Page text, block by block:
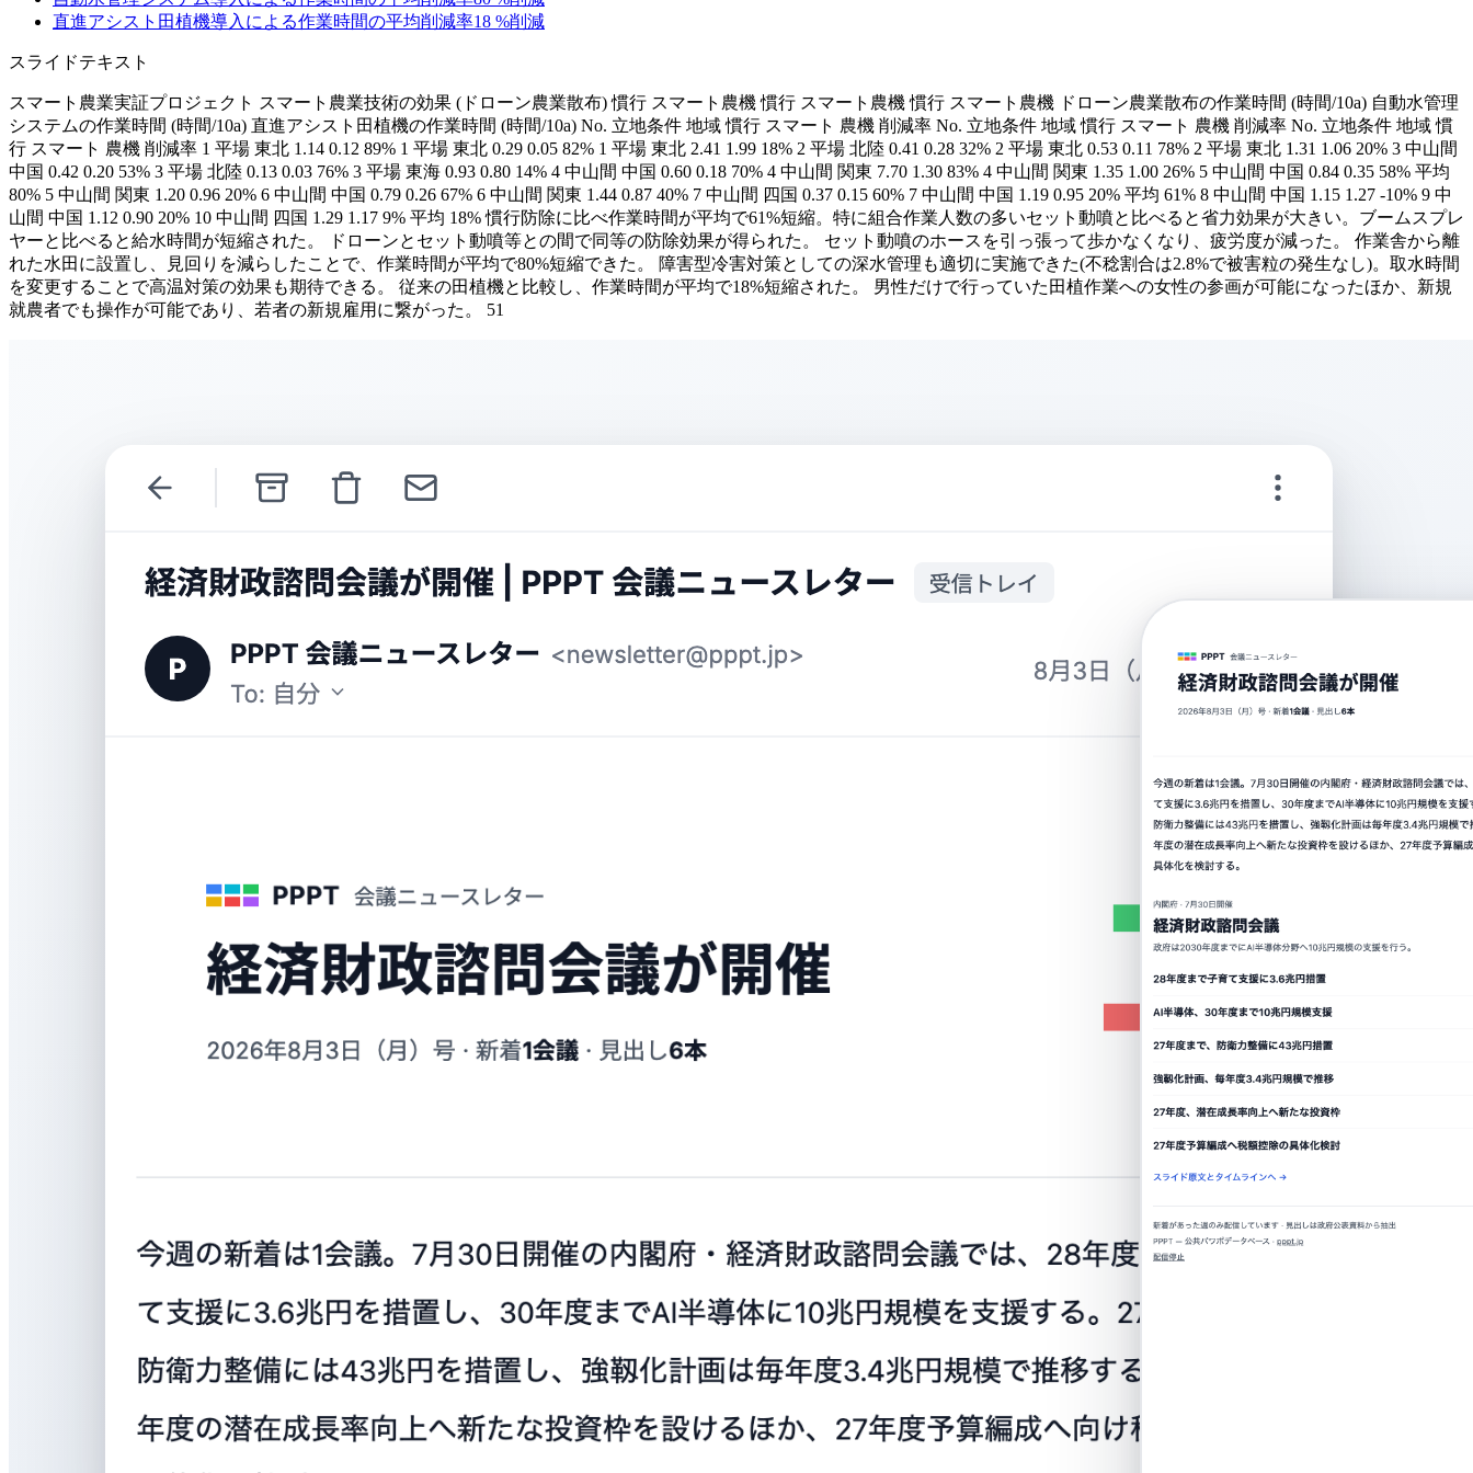
直進アシスト田植機導入による作業時間の平均削減率18 %削減
スライドテキスト
スマート農業実証プロジェクト スマート農業技術の効果 (ドローン農業散布) 慣行 スマート農機 慣行 スマート農機 慣行 スマート農機 ドローン農業散布の作業時間 (時間/10a) 自動水管理
システムの作業時間 (時間/10a) 直進アシスト田植機の作業時間 (時間/10a) No. 立地条件 地域 慣行 スマート 農機 削減率 No. 立地条件 地域 慣行 スマート 農機 削減率 No. 立地条件 地域 慣
行 スマート 農機 削減率 1 平場 東北 1.14 0.12 89% 1 平場 東北 0.29 0.05 82% 1 平場 東北 2.41 1.99 18% 2 平場 北陸 0.41 0.28 32% 2 平場 東北 0.53 0.11 78% 2 平場 東北 1.31 1.06 20% 3 中山間
中国 0.42 0.20 53% 3 平場 北陸 0.13 0.03 76% 3 平場 東海 0.93 0.80 14% 4 中山間 中国 0.60 0.18 70% 4 中山間 関東 7.70 1.30 83% 4 中山間 関東 1.35 1.00 26% 5 中山間 中国 0.84 0.35 58% 平均
80% 5 中山間 関東 1.20 0.96 20% 6 中山間 中国 0.79 0.26 67% 6 中山間 関東 1.44 0.87 40% 7 中山間 四国 0.37 0.15 60% 7 中山間 中国 1.19 0.95 20% 平均 61% 8 中山間 中国 1.15 1.27 -10% 9 中
山間 中国 1.12 0.90 20% 10 中山間 四国 1.29 1.17 9% 平均 18% 慣行防除に比べ作業時間が平均で61%短縮。特に組合作業人数の多いセット動噴と比べると省力効果が大きい。ブームスプレ
ヤーと比べると給水時間が短縮された。 ドローンとセット動噴等との間で同等の防除効果が得られた。 セット動噴のホースを引っ張って歩かなくなり、疲労度が減った。 作業舎から離
れた水田に設置し、見回りを減らしたことで、作業時間が平均で80%短縮できた。 障害型冷害対策としての深水管理も適切に実施できた(不稔割合は2.8%で被害粒の発生なし)。取水時間
を変更することで高温対策の効果も期待できる。 従来の田植機と比較し、作業時間が平均で18%短縮された。 男性だけで行っていた田植作業への女性の参画が可能になったほか、新規
就農者でも操作が可能であり、若者の新規雇用に繋がった。 51